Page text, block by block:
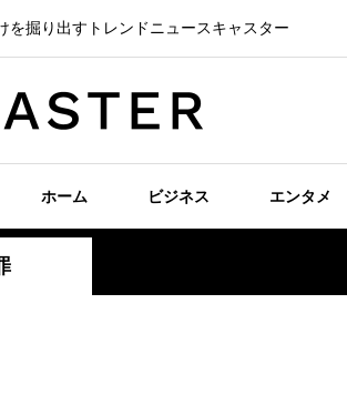
を掘り出すトレンドニュースキャスター
ホーム ビジネス エンタメ